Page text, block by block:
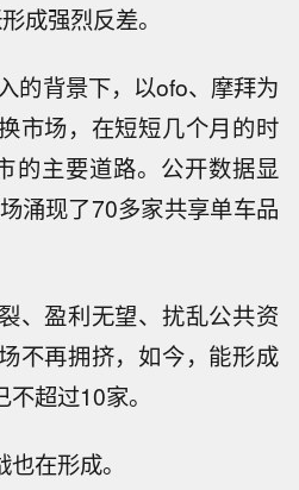
成强烈反差。
的背景下，以ofo、摩拜为
市场，在短短几个月的时
的主要道路。公开数据显
涌现了70多家共享单车品
、盈利无望、扰乱公共资
不再拥挤，如今，能形成
超过10家。
在形成。